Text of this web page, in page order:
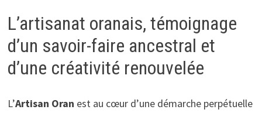
L’artisanat oranais, témoignage
d’un savoir-faire ancestral et
d’une créativité renouvelée
L’Artisan Oran est au cœur d’une démarche perpétuelle